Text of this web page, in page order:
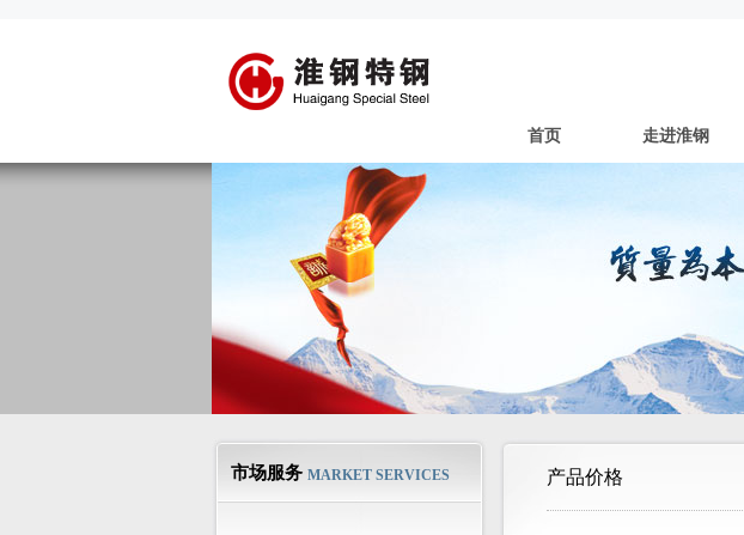
首页 走进淮钢
市场服务 MARKET SERVICES 产品价格